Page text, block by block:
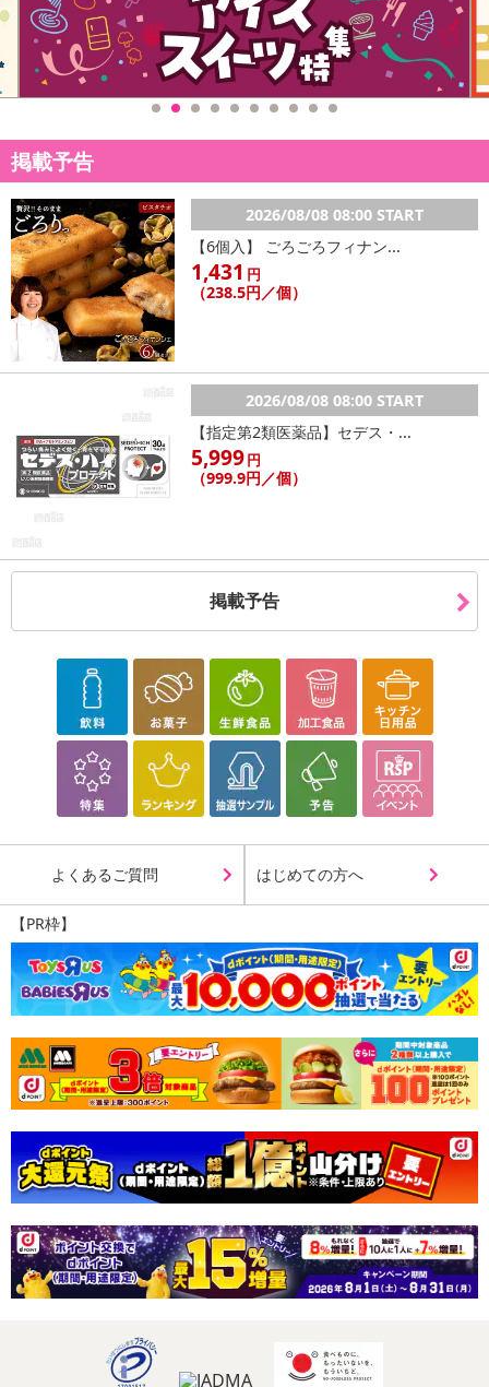
ライトな着心地メッシュタイプで着け心地ふんわり軽い！
￣￣￣￣￣￣￣
◎ライトブラの素敵な10ポイント◎
♢デコルテキレイ魅せ
♢風が通る快適ライトブラ 新デザインのメッシュタイプ
♢伸縮性抜群
♢アウターに響きにくい
♢全体スベスベ生地
♢パット内蔵
♢バストアップ＆脇高設計
♢幅広ストラップタイプ
♢背肉ホールド編み
♢ナイトブラとしてもOK
◎ライトな着心地メッシュで超快適ブラ◎
締め付け感『 ゼロ 』 × 快適メッシュタイプ
♢ 大人気のエアーフィットブラがより快適に進化 ♢
エアーフットブラにメッシュ部分を取り入れ、より快適に進化しま
正面、背面に大きめメッシュを使用。蒸れずに通気性が良くお肌に
適度な着圧はそのままに美バストキープ！
24時間ストレスフリーで快適にご着用いただけます！
・原産国（最終加工地）：中国
・原材料/材質/素材：
ナイロン95％
ポリウレタン5％
・商品カラー：ブラック/ベージュ/ネイビー
[適応サイズ]
3L-4L バスト100-115cm
・注意事項：
使用中、使用後に気分が悪くなったり、身体に異常があらわれた
場合は直ちに使用をおやめください。
傷、腫れ物、湿疹などお肌に異常があるときは使用しないでく
ださい。
きつく感じたときは無理をせず適度に脱着を繰り返してくださ
本品は強く引っ張ると破れる場合がありますのでご注意くださ
い。
火気の側や高温多湿な場所、直射日光のあたる場所には保管しな
洗濯時はカップを取り外してください、洗濯機で洗うと劣化する
恐れがあります。
【賞味・消費期限のある商品について】
掲載予告
2026/08/08 08:00 START
【6個入】 ごろごろフィナン...
1,431 円
（238.5円／個）
2026/08/08 08:00 START
【指定第2類医薬品】セデス・...
5,999円
（999.9円／個）
掲載予告
よくあるご質問 はじめての方へ
【PR枠】